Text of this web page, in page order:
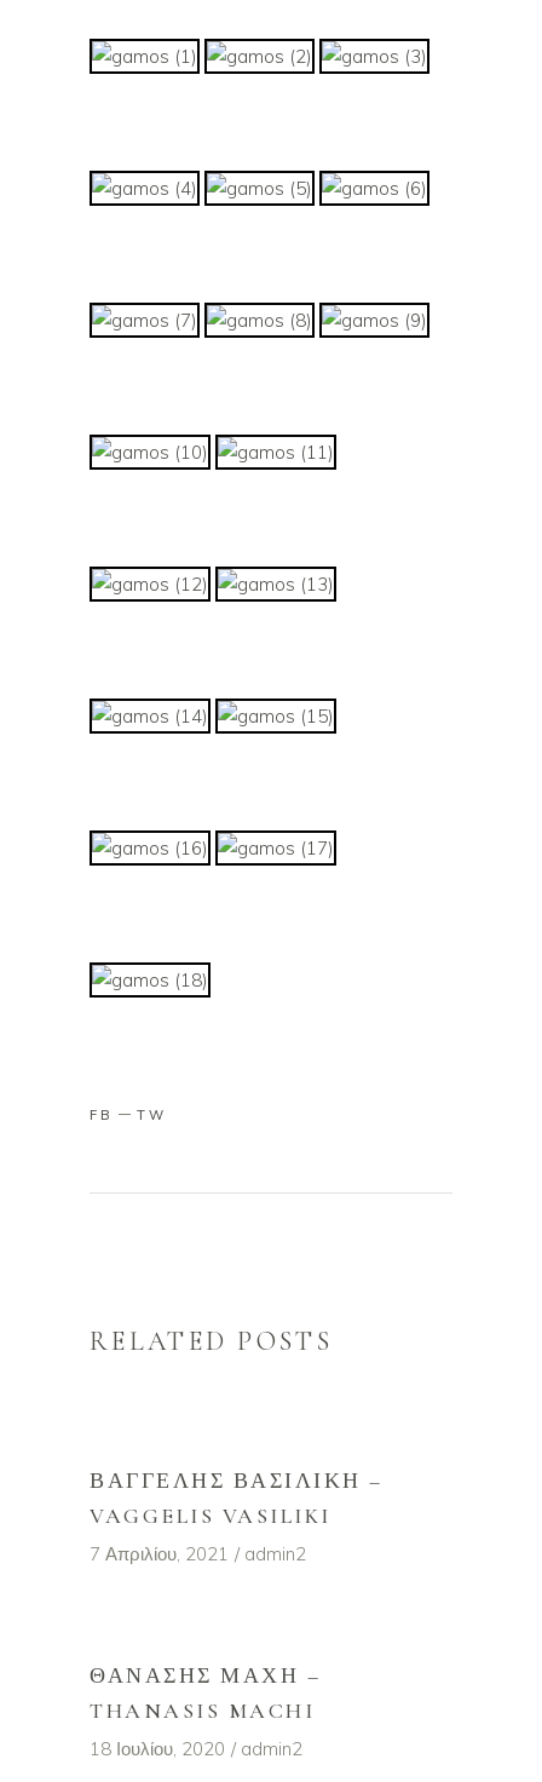
FB TW
RELATED POSTS
ΒΑΓΓΈΛΗΣ ΒΑΣΙΛΙΚΉ –
VAGGELIS VASILIKI
7 Απριλίου, 2021 admin2
ΘΑΝΆΣΗΣ ΜΆΧΗ –
THANASIS MACHI
18 Ιουλίου, 2020 admin2